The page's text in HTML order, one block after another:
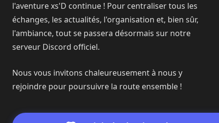
l'aventure xs'D continue ! Pour centraliser tous les
échanges, les actualités, l'organisation et, bien sûr,
l'ambiance, tout se passera désormais sur notre
serveur Discord officiel.
Nous vous invitons chaleureusement à nous y
rejoindre pour poursuivre la route ensemble !